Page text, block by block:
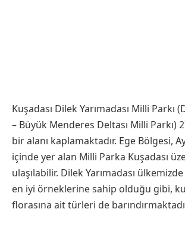
Kuşadası Dilek Yarımadası Milli Parkı
– Büyük Menderes Deltası Milli Parkı)
bir alanı kaplamaktadır. Ege Bölgesi,
içinde yer alan Milli Parka Kuşadası
ulaşılabilir. Dilek Yarımadası
en iyi örneklerine sahip olduğu gibi,
florasına ait türleri de